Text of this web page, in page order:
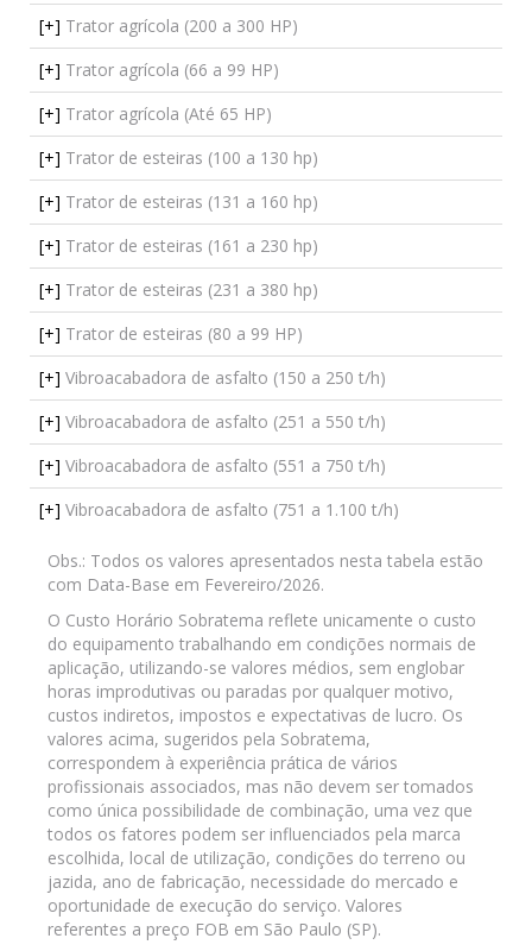
[+] Trator agrícola (200 a 300 HP)
[+] Trator agrícola (66 a 99 HP)
[+] Trator agrícola (Até 65 HP)
[+] Trator de esteiras (100 a 130 hp)
[+] Trator de esteiras (131 a 160 hp)
[+] Trator de esteiras (161 a 230 hp)
[+] Trator de esteiras (231 a 380 hp)
[+] Trator de esteiras (80 a 99 HP)
[+] Vibroacabadora de asfalto (150 a 250 t/h)
[+] Vibroacabadora de asfalto (251 a 550 t/h)
[+] Vibroacabadora de asfalto (551 a 750 t/h)
[+] Vibroacabadora de asfalto (751 a 1.100 t/h)
Obs.: Todos os valores apresentados nesta tabela estão
com Data-Base em Fevereiro/2026.
O Custo Horário Sobratema reflete unicamente o custo
do equipamento trabalhando em condições normais de
aplicação, utilizando-se valores médios, sem englobar
horas improdutivas ou paradas por qualquer motivo,
custos indiretos, impostos e expectativas de lucro. Os
valores acima, sugeridos pela Sobratema,
correspondem à experiência prática de vários
profissionais associados, mas não devem ser tomados
como única possibilidade de combinação, uma vez que
todos os fatores podem ser influenciados pela marca
escolhida, local de utilização, condições do terreno ou
jazida, ano de fabricação, necessidade do mercado e
oportunidade de execução do serviço. Valores
referentes a preço FOB em São Paulo (SP).